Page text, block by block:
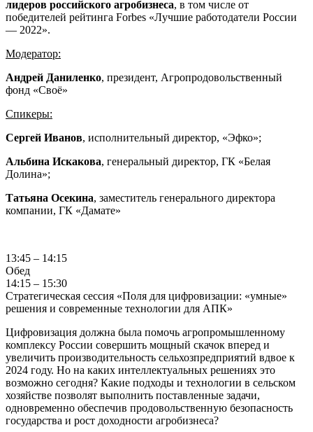
лидеров российского агробизнеса, в том числе от
победителей рейтинга Forbes «Лучшие работодатели России
— 2022».
Модератор:
Андрей Даниленко, президент, Агропродовольственный
фонд «Своё»
Спикеры:
Сергей Иванов, исполнительный директор, «Эфко»;
Альбина Искакова, генеральный директор, ГК «Белая
Долина»;
Татьяна Осекина, заместитель генерального директора
компании, ГК «Дамате»
13:45 – 14:15
Обед
14:15 – 15:30
Стратегическая сессия «Поля для цифровизации: «умные»
решения и современные технологии для АПК»
Цифровизация должна была помочь агропромышленному
комплексу России совершить мощный скачок вперед и
увеличить производительность сельхозпредприятий вдвое к
2024 году. Но на каких интеллектуальных решениях это
возможно сегодня? Какие подходы и технологии в сельском
хозяйстве позволят выполнить поставленные задачи,
одновременно обеспечив продовольственную безопасность
государства и рост доходности агробизнеса?